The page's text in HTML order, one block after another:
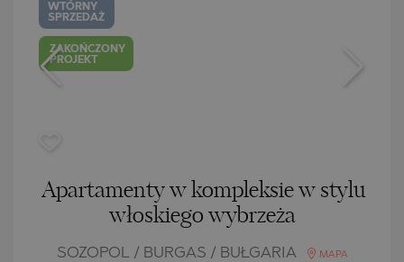
WTÓRNY
SPRZEDAŻ
ZAKOŃCZONY
PROJEKT
Apartamenty w kompleksie w stylu
włoskiego wybrzeża
SOZOPOL / BURGAS / BUŁGARIA MAPA